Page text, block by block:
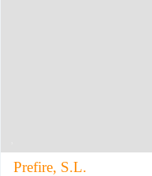
Prefire, S.L.